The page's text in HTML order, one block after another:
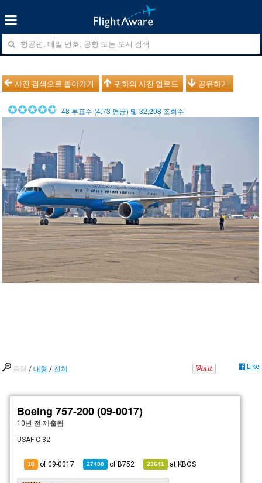
사진 검색으로 돌아가기 귀하의 사진 업로드 공유하기
48 투표수 (4.73 평균) 및32,208 조회수
중형 /대형 / 전체 Like
Boeing 757-200 (09-0017)
10년 전 제출됨
USAF C-32
18 of 09-0017 27488 ofB752 23641 atKBOS